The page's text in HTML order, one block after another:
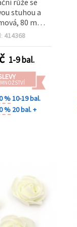
stuhou a
80 mm, 5
ks
414368
1-9 bal.
%10-19 bal.
% 20 bal. +